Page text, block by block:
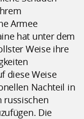
Armee
hat unter dem
Weise ihre
diese Weise
Nachteil in
russischen
Die